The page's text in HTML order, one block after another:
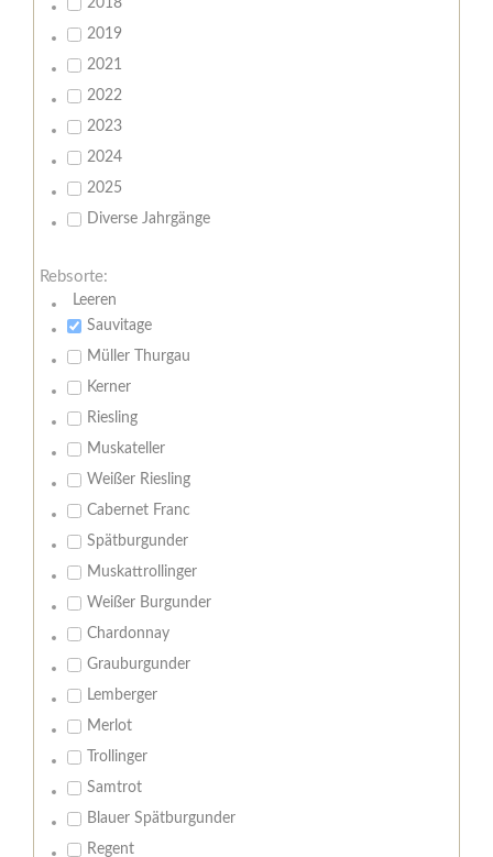
2018
2019
2021
2022
2023
2024
2025
Diverse Jahrgänge
Rebsorte:
Leeren
Sauvitage
Müller Thurgau
Kerner
Riesling
Muskateller
Weißer Riesling
Cabernet Franc
Spätburgunder
Muskattrollinger
Weißer Burgunder
Chardonnay
Grauburgunder
Lemberger
Merlot
Trollinger
Samtrot
Blauer Spätburgunder
Regent